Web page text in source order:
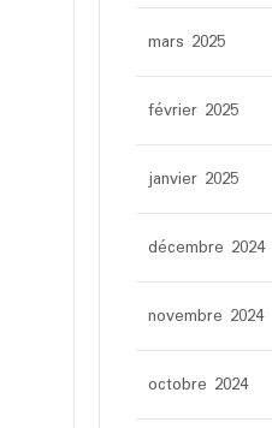
mars 2025
février 2025
janvier 2025
décembre 2024
novembre 2024
octobre 2024